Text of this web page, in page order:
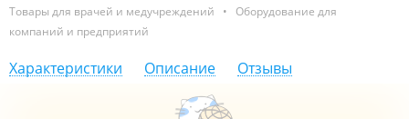
Товары для врачей и медучреждений •
Оборудование для
компаний и предприятий
Характеристики Описание Отзывы